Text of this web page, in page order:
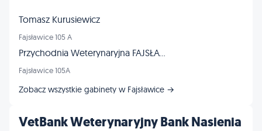
VetBank Weterynaryjny Bank Nasienia
Tomasz Kurusiewicz
Fajsławice 105 A
Przychodnia Weterynaryjna FAJSŁAWICE
Fajsławice 105A
Zobacz wszystkie gabinety w Fajsławice →